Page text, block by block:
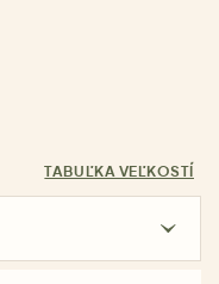
TABUĽKA VEĽKOSTÍ